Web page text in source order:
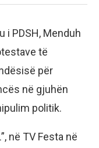
i PDSH, Menduh
të
për
në gjuhën
politik.
në TV Festa në